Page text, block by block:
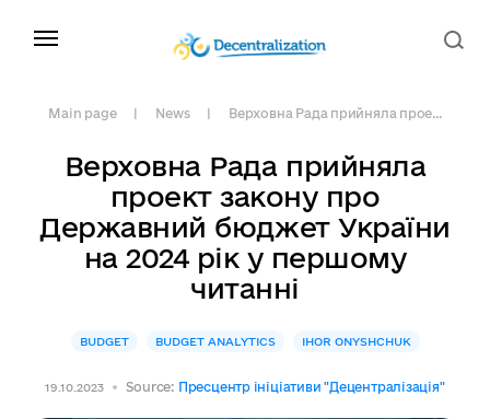
Main page News Верховна Рада прийняла прое...
Верховна Рада прийняла
проект закону про
Державний бюджет України
на 2024 рік у першому
читанні
BUDGET BUDGET ANALYTICS IHOR ONYSHCHUK
19.10.2023 Source: Пресцентр ініціативи "Децентралізація"